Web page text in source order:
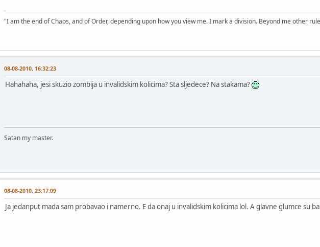
"I am the end of Chaos, and of Order, depending upon how you view me. I mark a division. Beyond me other
08-08-2010, 16:32:23
Hahahaha, jesi skuzio zombija u invalidskim kolicima? Sta sljedece? Na stakama?
Satan my master.
08-08-2010, 23:17:09
Ja jedanput mada sam probavao i namerno. E da onaj u invalidskim kolicima lol. A glavne glumce su